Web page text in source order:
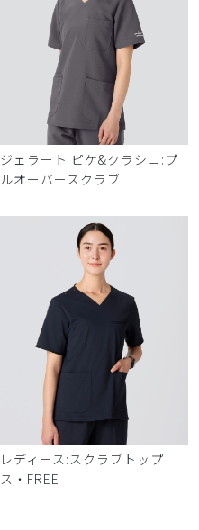
ジェラート ピケ&クラシコ:プ
ルオーバースクラブ
レディース:スクラブトップ
ス・FREE